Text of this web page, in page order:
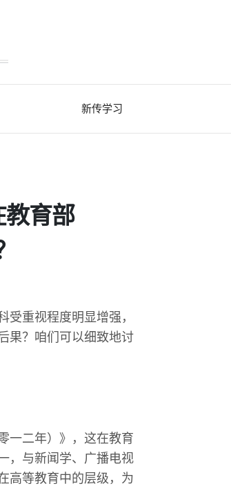
新传学习
教育部
重视程度明显增强，
果？咱们可以细致地讨
一二年）》，这在教育
，与新闻学、广播电视
高等教育中的层级，为